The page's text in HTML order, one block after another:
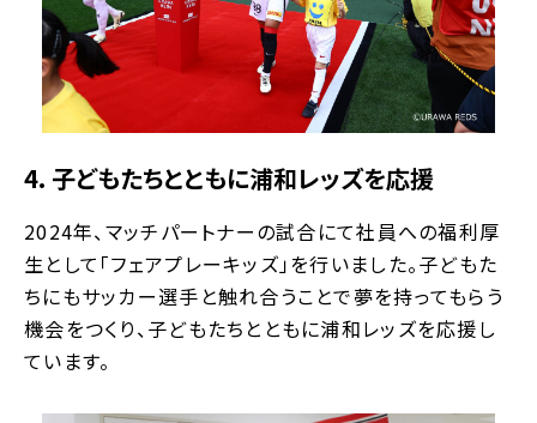
4. 子どもたちとともに浦和レッズを応援
2024年、マッチパートナーの試合にて社員への福利厚
生として「フェアプレーキッズ」を行いました。子どもた
ちにもサッカー選手と触れ合うことで夢を持ってもらう
機会をつくり、子どもたちとともに浦和レッズを応援し
ています。